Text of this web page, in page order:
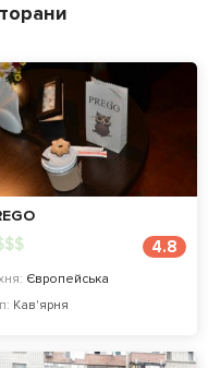
Європейська
Кав'ярня
4.8
$$